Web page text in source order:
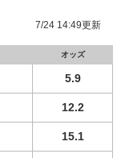
7/24 14:49更新
オッズ
5.9
12.2
15.1